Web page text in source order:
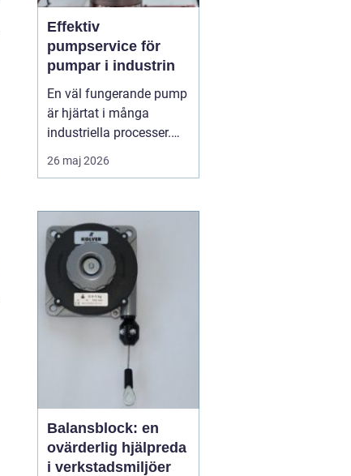
Effektiv
pumpservice för
pumpar i industrin
En väl fungerande pump
är hjärtat i många
industriella processer.
När flödet stannar,
stannar ofta hela
spelar regelbunden
pumpserv...
26 maj 2026
Balansblock: en
ovärderlig hjälpreda
i verkstadsmiljöer